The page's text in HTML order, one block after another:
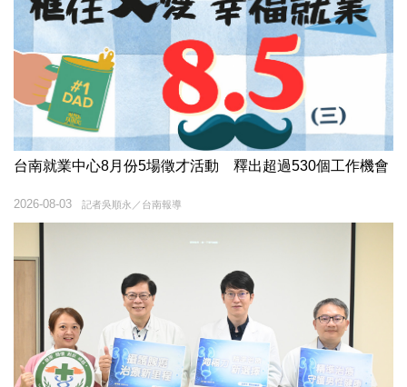
台南就業中心8月份5場徵才活動 釋出超過530個工作機會
記者吳順永／台南報導
2026-08-03